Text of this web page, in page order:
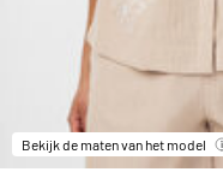
Bekijk de maten van het model